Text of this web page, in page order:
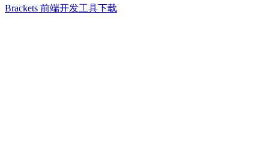
Brackets 前端开发工具下载